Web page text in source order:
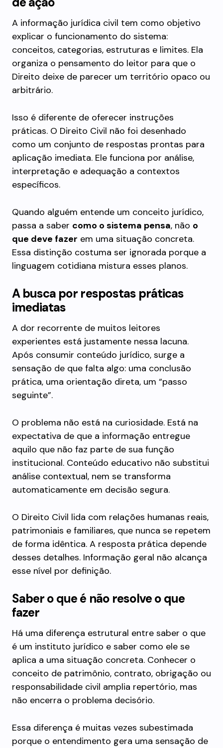
A informação jurídica civil tem como objetivo
explicar o funcionamento do sistema:
conceitos, categorias, estruturas e limites. Ela
organiza o pensamento do leitor para que o
Direito deixe de parecer um território opaco ou
arbitrário.
Isso é diferente de oferecer instruções
práticas. O Direito Civil não foi desenhado
como um conjunto de respostas prontas para
aplicação imediata. Ele funciona por análise,
interpretação e adequação a contextos
específicos.
Quando alguém entende um conceito jurídico,
passa a saber como o sistema pensa, não o
que deve fazer em uma situação concreta.
Essa distinção costuma ser ignorada porque a
linguagem cotidiana mistura esses planos.
A busca por respostas práticas
imediatas
A dor recorrente de muitos leitores
experientes está justamente nessa lacuna.
Após consumir conteúdo jurídico, surge a
sensação de que falta algo: uma conclusão
prática, uma orientação direta, um “passo
seguinte”.
O problema não está na curiosidade. Está na
expectativa de que a informação entregue
aquilo que não faz parte de sua função
institucional. Conteúdo educativo não substitui
análise contextual, nem se transforma
automaticamente em decisão segura.
O Direito Civil lida com relações humanas reais,
patrimoniais e familiares, que nunca se repetem
de forma idêntica. A resposta prática depende
desses detalhes. Informação geral não alcança
esse nível por definição.
Saber o que é não resolve o que
fazer
Há uma diferença estrutural entre saber o que
é um instituto jurídico e saber como ele se
aplica a uma situação concreta. Conhecer o
conceito de patrimônio, contrato, obrigação ou
responsabilidade civil amplia repertório, mas
não encerra o problema decisório.
Essa diferença é muitas vezes subestimada
porque o entendimento gera uma sensação de